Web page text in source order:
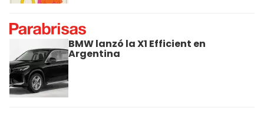
BMW lanzó la X1 Efficient en
Argentina